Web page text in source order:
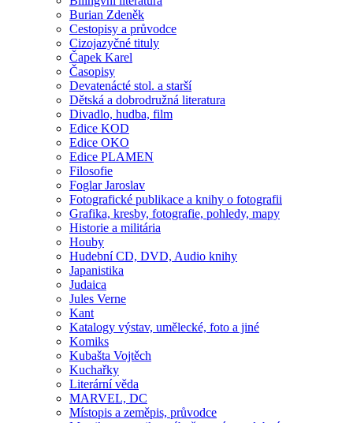
Burian Zdeněk
Cestopisy a průvodce
Cizojazyčné tituly
Čapek Karel
Časopisy
Devatenácté stol. a starší
Dětská a dobrodružná literatura
Divadlo, hudba, film
Edice KOD
Edice OKO
Edice PLAMEN
Filosofie
Foglar Jaroslav
Fotografické publikace a knihy o fotografii
Grafika, kresby, fotografie, pohledy, mapy
Historie a militária
Houby
Hudební CD, DVD, Audio knihy
Japanistika
Judaica
Jules Verne
Kant
Katalogy výstav, umělecké, foto a jiné
Komiks
Kubašta Vojtěch
Kuchařky
Literární věda
MARVEL, DC
Místopis a zeměpis, průvodce